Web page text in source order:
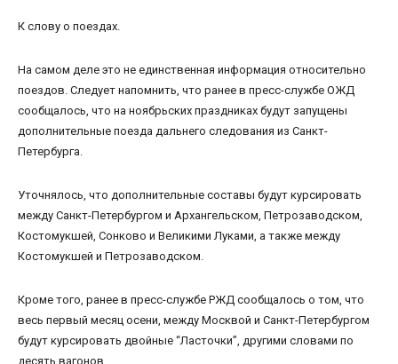
К слову о поездах.
На самом деле это не единственная информация относительно
поездов. Следует напомнить, что ранее в пресс-службе ОЖД
сообщалось, что на ноябрьских праздниках будут запущены
дополнительные поезда дальнего следования из Санкт-
Петербурга.
Уточнялось, что дополнительные составы будут курсировать
между Санкт-Петербургом и Архангельском, Петрозаводском,
Костомукшей, Сонково и Великими Луками, а также между
Костомукшей и Петрозаводском.
Кроме того, ранее в пресс-службе РЖД сообщалось о том, что
весь первый месяц осени, между Москвой и Санкт-Петербургом
будут курсировать двойные “Ласточки”, другими словами по
десять вагонов.